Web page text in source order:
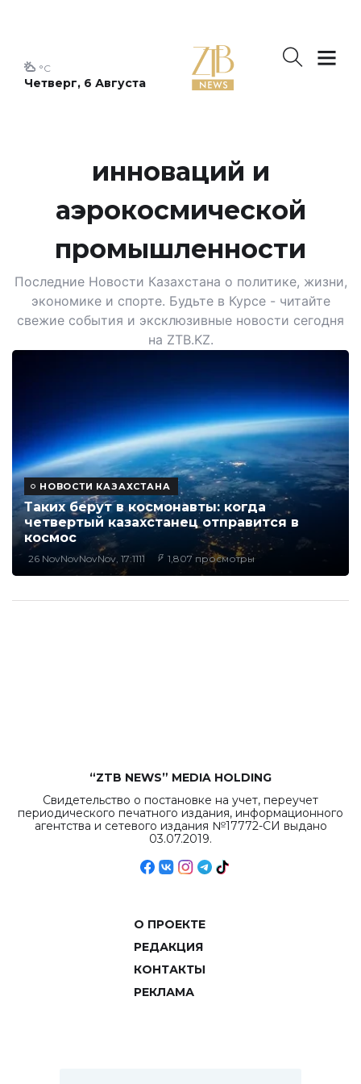
Четверг, 6 Августа
°C
инноваций и
аэрокосмической
промышленности
Последние Новости Казахстана о политике, жизни,
экономике и спорте. Будьте в Курсе - читайте
свежие события и эксклюзивные новости сегодня
на ZTB.KZ.
НОВОСТИ КАЗАХСТАНА
Таких берут в космонавты: когда
четвертый казахстанец отправится в
космос
26 NovNovNovNov, 17:1111 1,807 просмотры
“ZTB NEWS” MEDIA HOLDING
Свидетельство о постановке на учет, переучет
периодического печатного издания, информационного
агентства и сетевого издания №17772-СИ выдано
03.07.2019.
О ПРОЕКТЕ
РЕДАКЦИЯ
КОНТАКТЫ
РЕКЛАМА